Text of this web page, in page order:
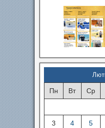
Пн Вт Ср
3 4 5